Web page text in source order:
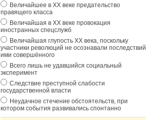
Величайшее в ХХ веке предательство
правящего класса
Величайшая в ХХ веке провокация
иностранных спецслужб
Величайшая глупость ХХ века, поскольку
участники революций не осознавали последствий
ими совершённого
Всего лишь не удавшийся социальный
эксперимент
Следствие преступной слабости
государственной власти
Неудачное стечение обстоятельств, при
котором события развивались спонтанно